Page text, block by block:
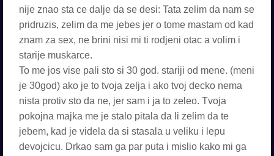
nije znao sta ce dalje da se desi: Tata zelim da nam se
pridruzis, zelim da me jebes jer o tome mastam od kad
znam za sex, ne brini nisi mi ti rodjeni otac a volim i
starije muskarce.
To me jos vise pali sto si 30 god. stariji od mene. (meni
je 30god) ako je to tvoja zelja i ako tvoj decko nema
nista protiv sto da ne, jer sam i ja to zeleo. Tvoja
pokojna majka me je stalo pitala da li zelim da te
jebem, kad je videla da si stasala u veliku i lepu
devojcicu. Drkao sam ga par puta i mislio kako mi ga